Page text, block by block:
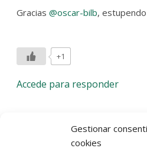
Gestionar
cookies
Gracias@oscar-bilb,
+1
Accede para responder
Deja una respuesta